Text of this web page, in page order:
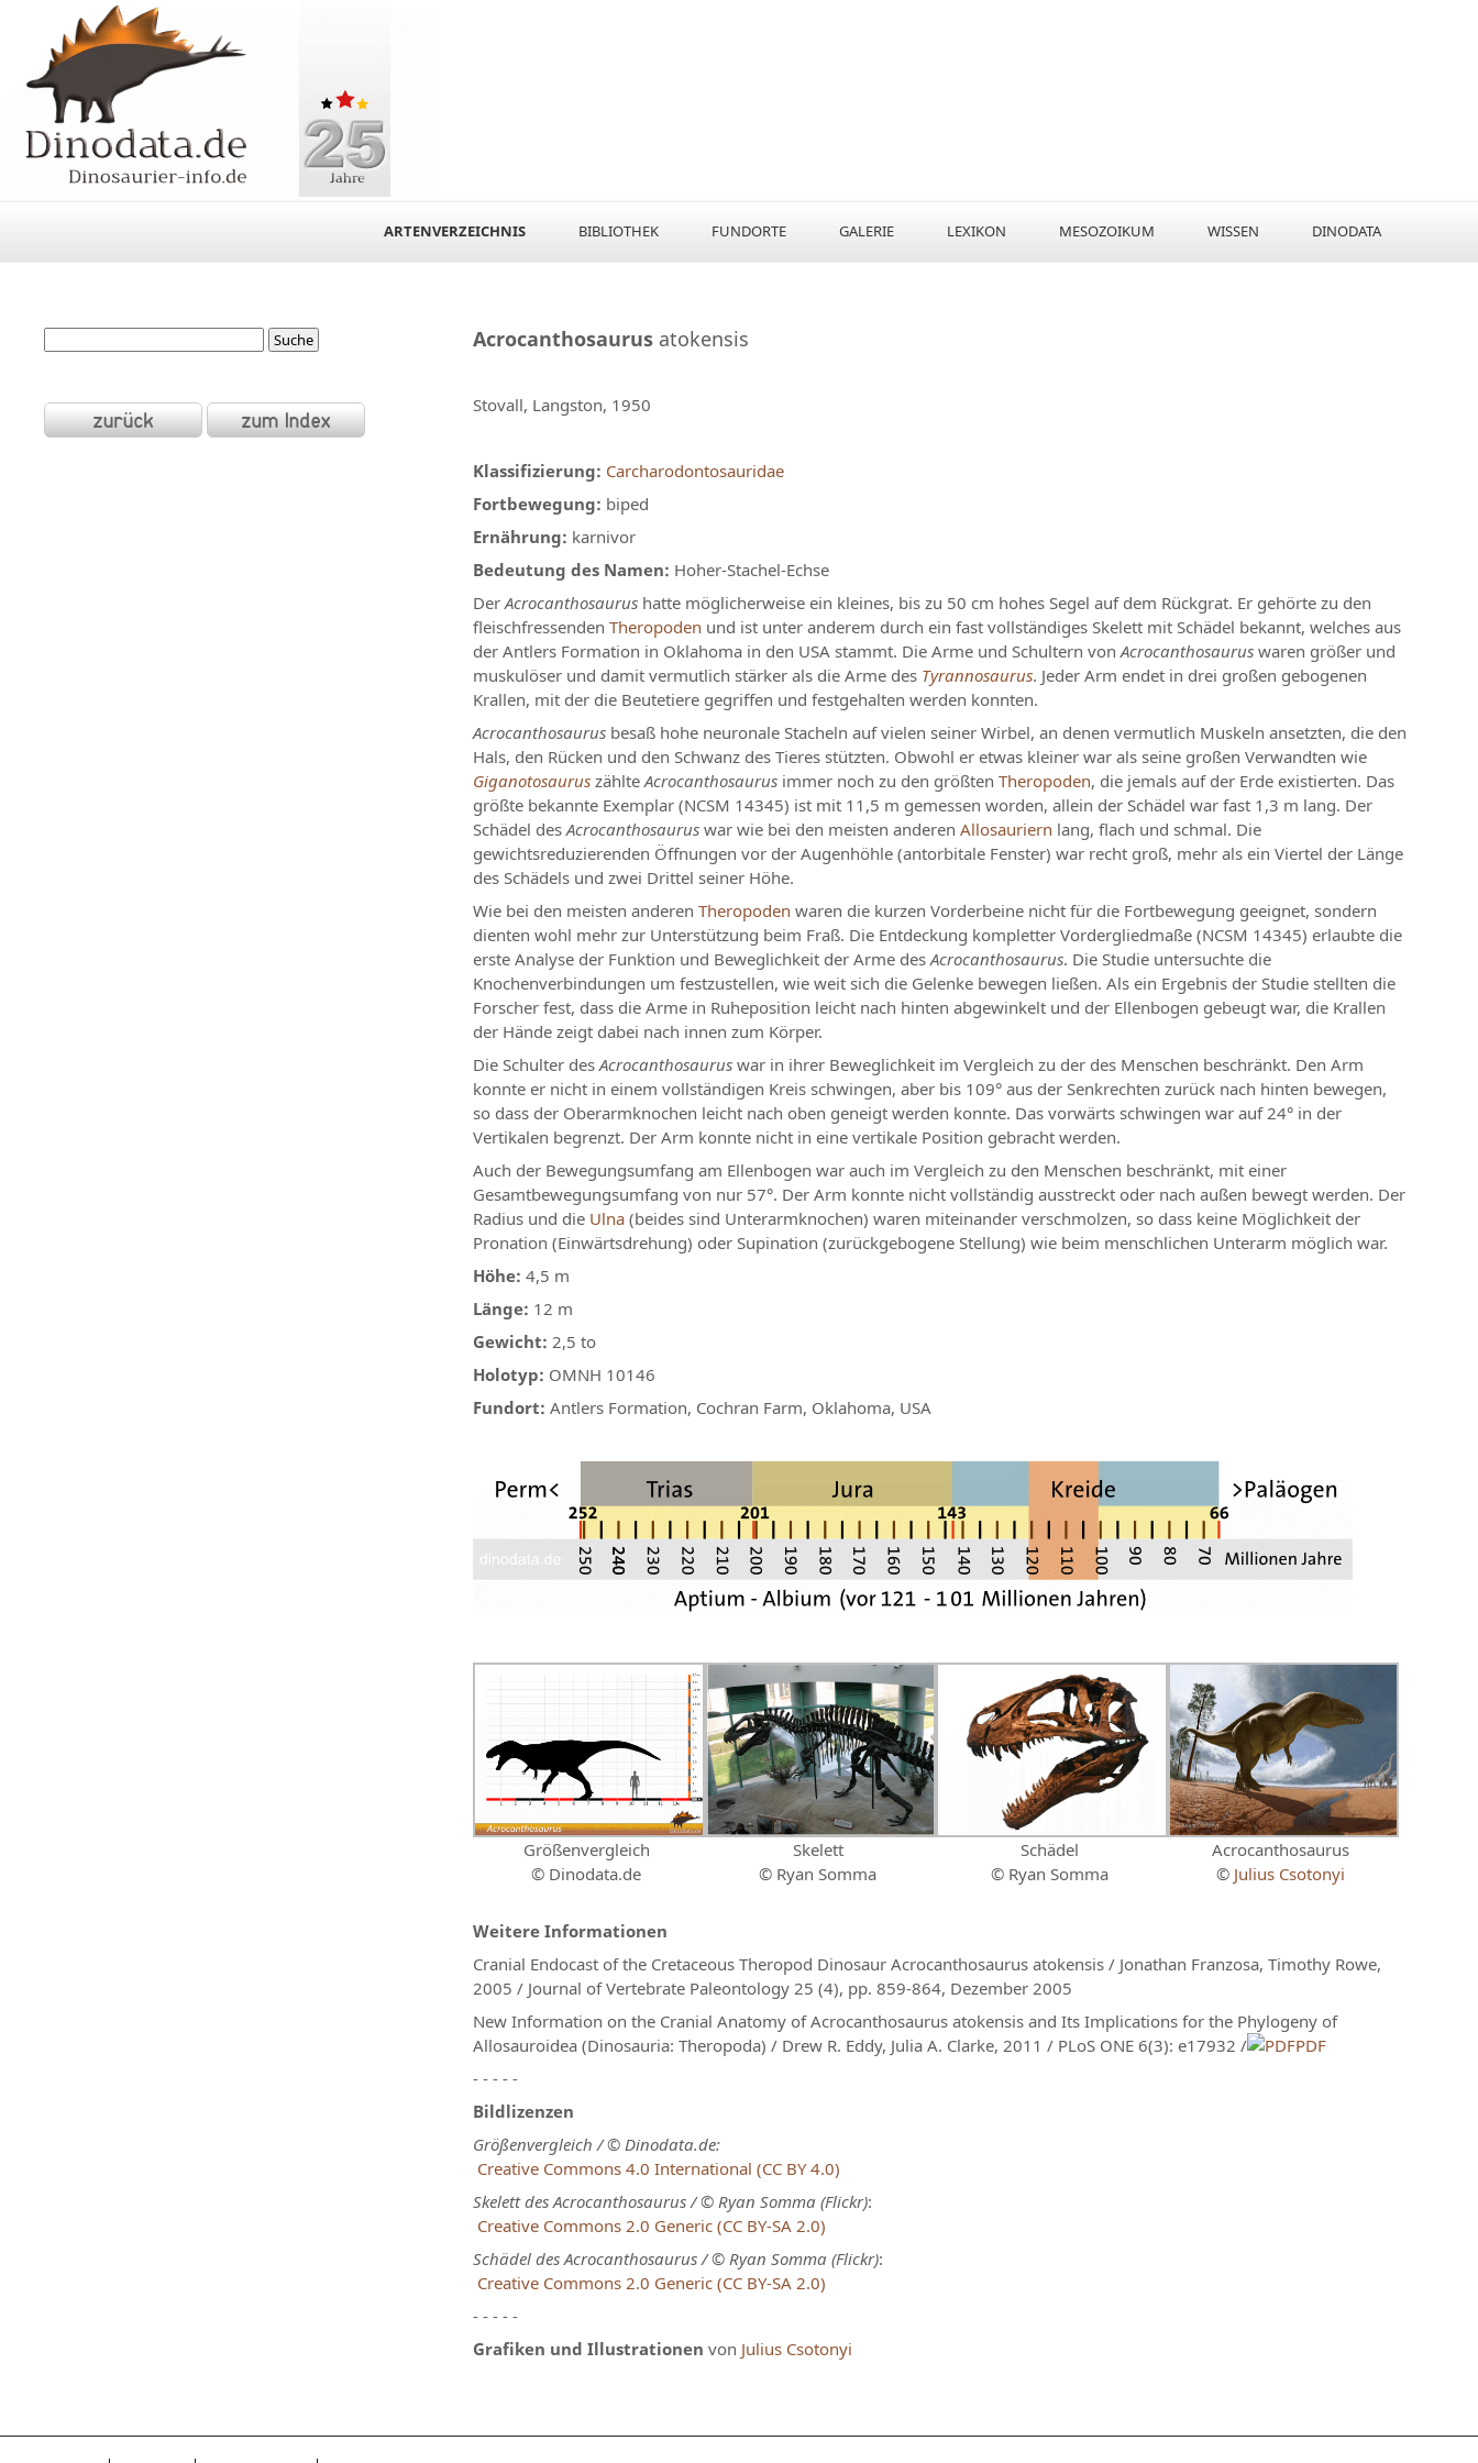
ARTENVERZEICHNIS BIBLIOTHEK FUNDORTE GALERIE LEXIKON MESOZOIKUM WISSEN DINODATA
Acrocanthosaurus atokensis
Stovall, Langston, 1950
Klassifizierung: Carcharodontosauridae
Fortbewegung: biped
Ernährung: karnivor
Bedeutung des Namen: Hoher-Stachel-Echse
DerAcrocanthosaurus hatte möglicherweise ein kleines, bis zu 50 cm hohes Segel auf dem Rückgrat. Er gehörte zu den
fleischfressenden Theropoden und ist unter anderem durch ein fast vollständiges Skelett mit Schädel bekannt, welches aus
der Antlers Formation in Oklahoma in den USA stammt. Die Arme und Schultern vonAcrocanthosaurus waren größer und
muskulöser und damit vermutlich stärker als die Arme des Tyrannosaurus. Jeder Arm endet in drei großen gebogenen
Krallen, mit der die Beutetiere gegriffen und festgehalten werden konnten.
Acrocanthosaurus besaß hohe neuronale Stacheln auf vielen seiner Wirbel, an denen vermutlich Muskeln ansetzten, die den
Hals, den Rücken und den Schwanz des Tieres stützten. Obwohl er etwas kleiner war als seine großen Verwandten wie
Giganotosaurus zählteAcrocanthosaurus immer noch zu den größten Theropoden, die jemals auf der Erde existierten. Das
größte bekannte Exemplar (NCSM 14345) ist mit 11,5 m gemessen worden, allein der Schädel war fast 1,3 m lang. Der
Schädel desAcrocanthosaurus war wie bei den meisten anderen Allosauriern lang, flach und schmal. Die
gewichtsreduzierenden Öffnungen vor der Augenhöhle (antorbitale Fenster) war recht groß, mehr als ein Viertel der Länge
des Schädels und zwei Drittel seiner Höhe.
Wie bei den meisten anderen Theropoden waren die kurzen Vorderbeine nicht für die Fortbewegung geeignet, sondern
dienten wohl mehr zur Unterstützung beim Fraß. Die Entdeckung kompletter Vordergliedmaße (NCSM 14345) erlaubte die
erste Analyse der Funktion und Beweglichkeit der Arme desAcrocanthosaurus. Die Studie untersuchte die
Knochenverbindungen um festzustellen, wie weit sich die Gelenke bewegen ließen. Als ein Ergebnis der Studie stellten die
Forscher fest, dass die Arme in Ruheposition leicht nach hinten abgewinkelt und der Ellenbogen gebeugt war, die Krallen
der Hände zeigt dabei nach innen zum Körper.
Die Schulter desAcrocanthosaurus war in ihrer Beweglichkeit im Vergleich zu der des Menschen beschränkt. Den Arm
konnte er nicht in einem vollständigen Kreis schwingen, aber bis 109° aus der Senkrechten zurück nach hinten bewegen,
so dass der Oberarmknochen leicht nach oben geneigt werden konnte. Das vorwärts schwingen war auf 24° in der
Vertikalen begrenzt. Der Arm konnte nicht in eine vertikale Position gebracht werden.
Auch der Bewegungsumfang am Ellenbogen war auch im Vergleich zu den Menschen beschränkt, mit einer
Gesamtbewegungsumfang von nur 57°. Der Arm konnte nicht vollständig ausstreckt oder nach außen bewegt werden. Der
Radius und die Ulna (beides sind Unterarmknochen) waren miteinander verschmolzen, so dass keine Möglichkeit der
Pronation (Einwärtsdrehung) oder Supination (zurückgebogene Stellung) wie beim menschlichen Unterarm möglich war.
Höhe: 4,5 m
Länge: 12 m
Gewicht: 2,5 to
Holotyp: OMNH 10146
Fundort: Antlers Formation, Cochran Farm, Oklahoma, USA
Größenvergleich
© Dinodata.de
Skelett
© Ryan Somma
Schädel
© Ryan Somma
Acrocanthosaurus
© Julius Csotonyi
Weitere Informationen
Cranial Endocast of the Cretaceous Theropod Dinosaur Acrocanthosaurus atokensis / Jonathan Franzosa, Timothy Rowe,
2005 / Journal of Vertebrate Paleontology 25 (4), pp. 859-864, Dezember 2005
New Information on the Cranial Anatomy of Acrocanthosaurus atokensis and Its Implications for the Phylogeny of
Allosauroidea (Dinosauria: Theropoda) / Drew R. Eddy, Julia A. Clarke, 2011 / PLoS ONE 6(3): e17932 /
PDF
- - - - -
Bildlizenzen
Größenvergleich / © Dinodata.de:
Creative Commons 4.0 International (CC BY 4.0)
Skelett des Acrocanthosaurus / © Ryan Somma (Flickr):
Creative Commons 2.0 Generic (CC BY-SA 2.0)
Schädel des Acrocanthosaurus / © Ryan Somma (Flickr):
Creative Commons 2.0 Generic (CC BY-SA 2.0)
- - - - -
Grafiken und Illustrationen von Julius Csotonyi